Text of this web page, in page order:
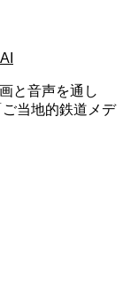
と音声を通し
当地的鉄道メデ